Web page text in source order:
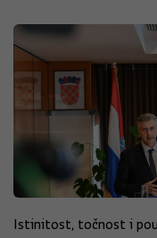
Istinitost, točnost i